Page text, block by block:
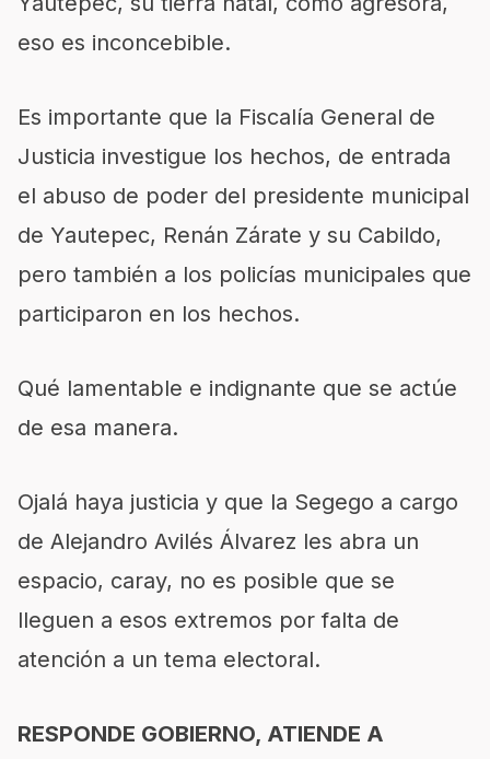
eso es inconcebible.
Es importante que la Fiscalía General de
Justicia investigue los hechos, de entrada
el abuso de poder del presidente municipal
de Yautepec, Renán Zárate y su Cabildo,
pero también a los policías municipales que
participaron en los hechos.
Qué lamentable e indignante que se actúe
de esa manera.
Ojalá haya justicia y que la Segego a cargo
de Alejandro Avilés Álvarez les abra un
espacio, caray, no es posible que se
lleguen a esos extremos por falta de
atención a un tema electoral.
RESPONDE GOBIERNO, ATIENDE A